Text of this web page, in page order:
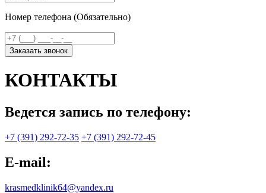
Номер телефона (Обязательно)
Заказать звонок
КОНТАКТЫ
Ведется запись по телефону:
+7 (391) 292-72-35 +7 (391) 292-72-45
E-mail:
krasmedklinik64@yandex.ru